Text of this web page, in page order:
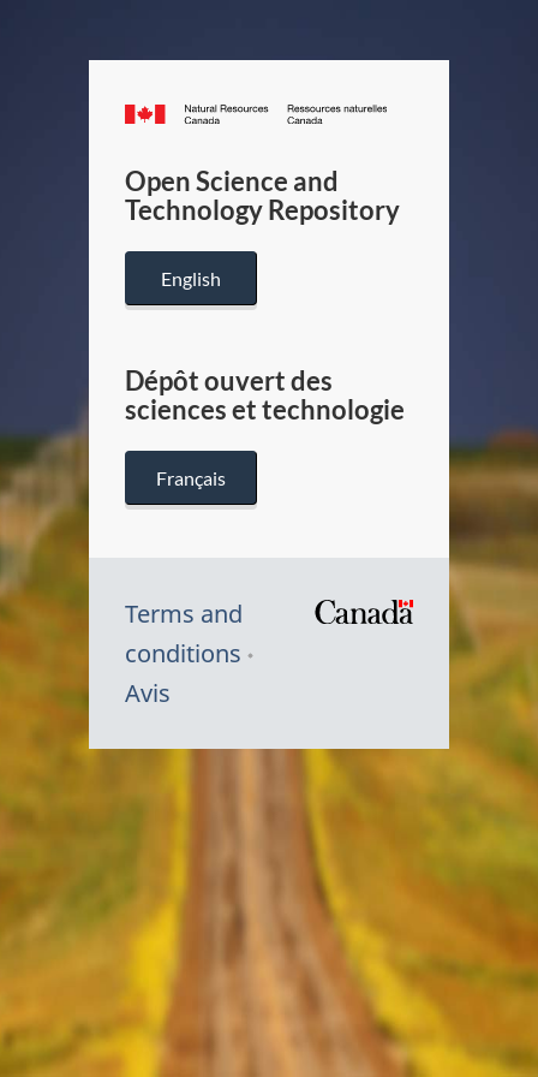
Canada.ca
/
Canada
Open Science and
Technology Repository
English
Dépôt ouvert des
sciences et technologie
Français
Terms and
conditions
Avis
Symbole
Canada